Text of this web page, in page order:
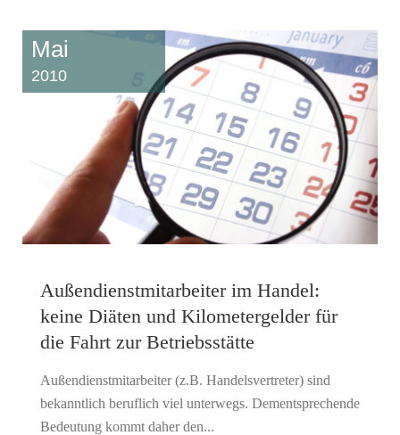
Mai
2010
Außendienstmitarbeiter im Handel:
keine Diäten und Kilometergelder für
die Fahrt zur Betriebsstätte
Außendienstmitarbeiter (z.B. Handelsvertreter) sind
bekanntlich beruflich viel unterwegs. Dementsprechende
Bedeutung kommt daher den...